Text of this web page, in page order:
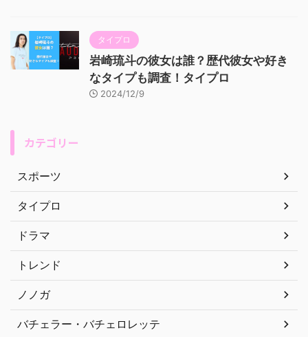
タイプロ
岩崎琉斗の彼女は誰？歴代彼女や好き
なタイプも調査！タイプロ
2024/12/9
カテゴリー
スポーツ
タイプロ
ドラマ
トレンド
ノノガ
バチェラー・バチェロレッテ